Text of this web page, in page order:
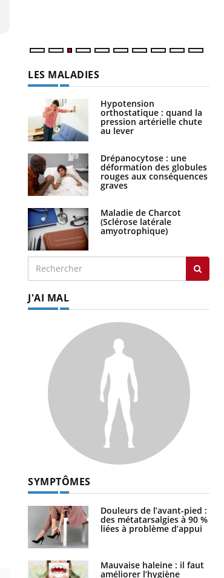
LES MALADIES
Hypotension
orthostatique : quand la
pression artérielle chute
au lever
Drépanocytose : une
déformation des globules
rouges aux conséquences
graves
Maladie de Charcot
(Sclérose latérale
amyotrophique)
J'AI MAL
SYMPTÔMES
Douleurs de l’avant-pied :
des métatarsalgies à 90 %
liées à problème d’appui
Mauvaise haleine : il faut
améliorer l’hygiène